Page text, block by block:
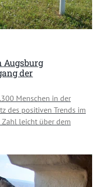
Augsburg
der
Menschen in der
des positiven Trends im
leicht über dem